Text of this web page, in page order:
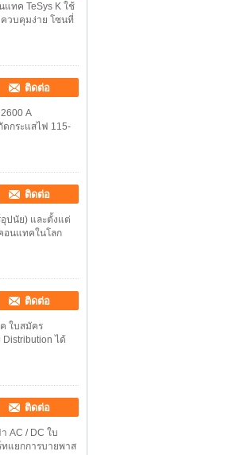
ทค TeSys K ใช้
ควบคุมง่าย โซนที่
ติดต่อ
A
ดกระแสไฟ 115-
ติดต่อ
ปนัย) และตั้งแต่
อนแทคในโลก
ติดต่อ
ใบสมัคร
ได้
ติดต่อ
AC / DC ใบ
ทแยกการบายพาส